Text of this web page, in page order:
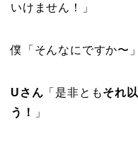
いけません！」
僕「そんなにですか〜」
Uさん 「是非ともそれ
う！
」